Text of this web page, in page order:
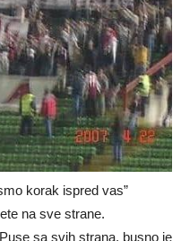
korak ispred vas”
na sve strane.
sa svih strana, busno je